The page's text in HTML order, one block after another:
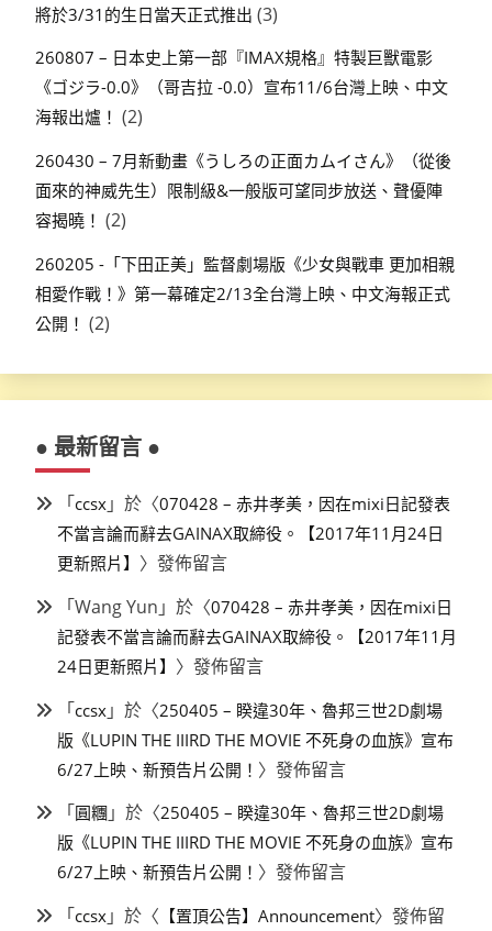
將於3/31的生日當天正式推出 (3)
260807 – 日本史上第一部『IMAX規格』特製巨獸電影
《ゴジラ-0.0》（哥吉拉 -0.0）宣布11/6台灣上映、中文
海報出爐！ (2)
260430 – 7月新動畫《うしろの正面カムイさん》（從後
面來的神威先生）限制級&一般版可望同步放送、聲優陣
容揭曉！ (2)
260205 -「下田正美」監督劇場版《少女與戰車 更加相親
相愛作戰！》第一幕確定2/13全台灣上映、中文海報正式
公開！ (2)
● 最新留言 ●
「ccsx 」於〈070428 – 赤井孝美，因在mixi日記發表
不當言論而辭去GAINAX取締役。【2017年11月24日
更新照片】 〉發佈留言
「Wang Yun 」於〈070428 – 赤井孝美，因在mixi日
記發表不當言論而辭去GAINAX取締役。【2017年11月
24日更新照片】 〉發佈留言
「ccsx 」於〈250405 – 睽違30年、魯邦三世2D劇場
版《LUPIN THE IIIRD THE MOVIE 不死身の血族》宣布
6/27上映、新預告片公開！ 〉發佈留言
「圓糰 」於〈250405 – 睽違30年、魯邦三世2D劇場
版《LUPIN THE IIIRD THE MOVIE 不死身の血族》宣布
6/27上映、新預告片公開！ 〉發佈留言
「ccsx 」於〈 【置頂公告】Announcement〉發佈留